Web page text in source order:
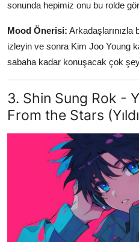
sonunda hepimiz onu bu rolde
Mood Önerisi: Arkadaşlarınızla
izleyin ve sonra Kim Joo Young
sabaha kadar konuşacak çok
3. Shin Sung Rok -
From the Stars